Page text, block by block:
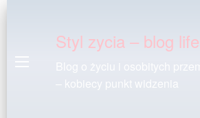
Styl zycia – blog
– kobiecy punkt widzenia